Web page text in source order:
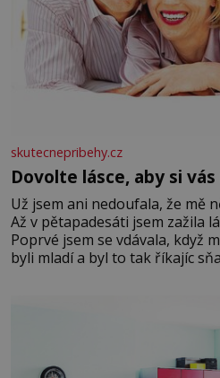
skutecnepribehy.cz
Dovolte lásce, aby si vás
Už jsem ani nedoufala, že mě
Až v pětapadesáti jsem zažila
Poprvé jsem se vdávala, když
byli mladí a byl to tak říkajíc
Manželství nám oběma moc